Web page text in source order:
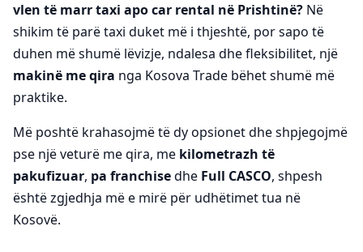
vlen të marr taxi apo car rental në Prishtinë? Në
shikim të parë taxi duket më i thjeshtë, por sapo të
duhen më shumë lëvizje, ndalesa dhe fleksibilitet, një
makinë me qira nga Kosova Trade bëhet shumë më
praktike.
Më poshtë krahasojmë të dy opsionet dhe shpjegojmë
pse një veturë me qira, me kilometrazh të
pakufizuar, pa franchisedhe Full CASCO, shpesh
është zgjedhja më e mirë për udhëtimet tua në
Kosovë.